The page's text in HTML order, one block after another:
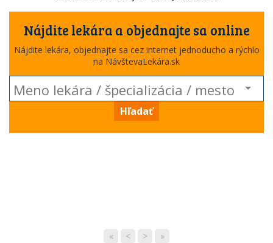
Nájdite lekára a objednajte sa online
Nájdite lekára, objednajte sa cez internet jednoducho a rýchlo
na NávštevaLekára.sk
Hľadať
« < > »